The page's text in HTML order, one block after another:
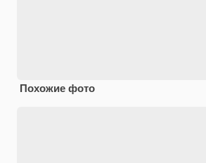
Похожие фото